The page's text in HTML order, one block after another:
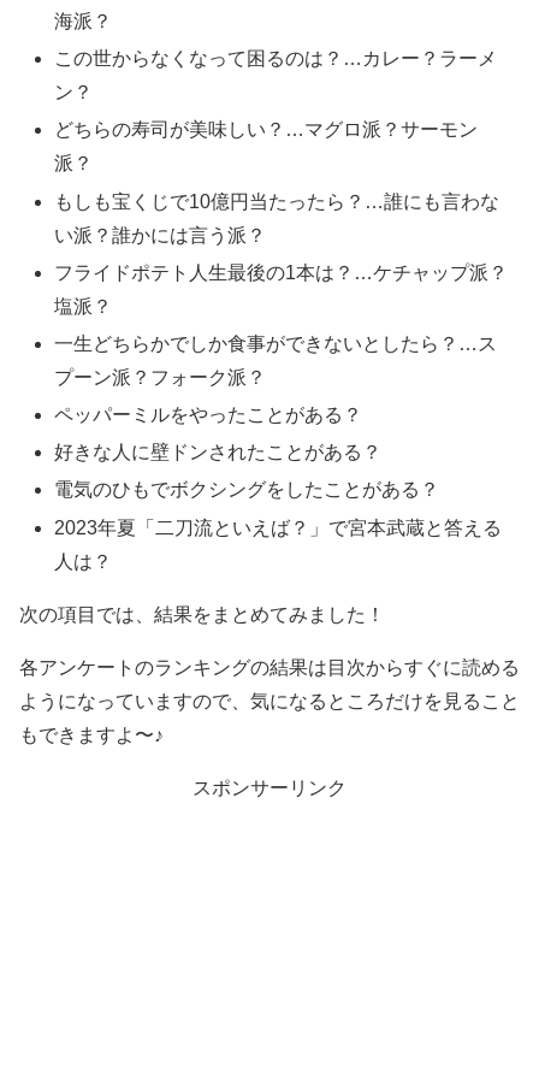
海派？
この世からなくなって困るのは？…カレー？ラーメ
ン？
どちらの寿司が美味しい？…マグロ派？サーモン
派？
もしも宝くじで10億円当たったら？…誰にも言わな
い派？誰かには言う派？
フライドポテト人生最後の1本は？…ケチャップ派？
塩派？
一生どちらかでしか食事ができないとしたら？…ス
プーン派？フォーク派？
ペッパーミルをやったことがある？
好きな人に壁ドンされたことがある？
電気のひもでボクシングをしたことがある？
2023年夏「二刀流といえば？」で宮本武蔵と答える
人は？
次の項目では、結果をまとめてみました！
各アンケートのランキングの結果は目次からすぐに読める
ようになっていますので、気になるところだけを見ること
もできますよ〜♪
スポンサーリンク